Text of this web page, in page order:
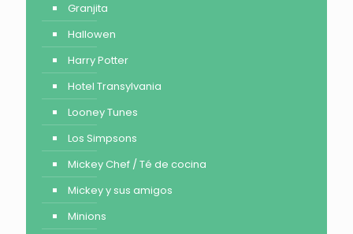
Granjita
Hallowen
Harry Potter
Hotel Transylvania
Looney Tunes
Los Simpsons
Mickey Chef / Té de cocina
Mickey y sus amigos
Minions